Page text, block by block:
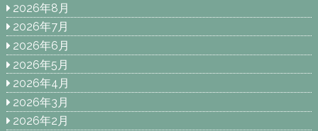
2026年8月
2026年7月
2026年6月
2026年5月
2026年4月
2026年3月
2026年2月